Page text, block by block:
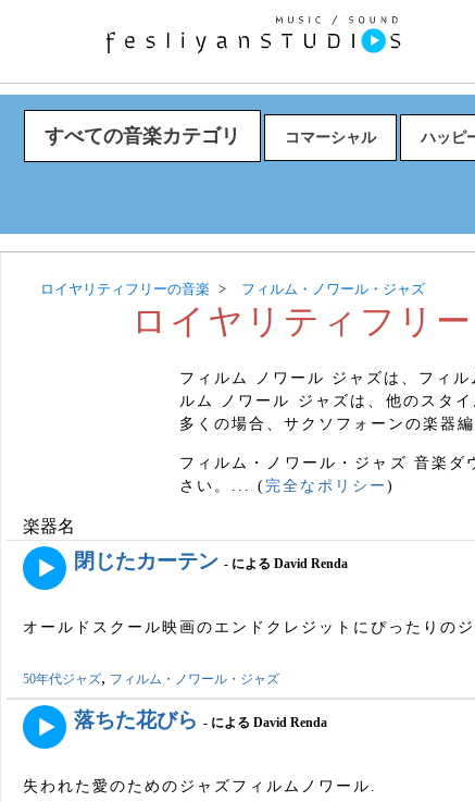
すべての音楽カテゴリ コマーシャル ハッピ
ロイヤリティフリーの音楽 フィルム・ノワール・ジャズ
ロイヤリティフリ
フィルム ノワール ジャズは、フィ
ルム ノワール ジャズは、他のスタ
多くの場合、サクソフォーンの楽器
フィルム・ノワール・ジャズ 音楽
さい。... (完全なポリシー)
楽器名
閉じたカーテン - による David Renda
オールドスクール映画のエンドクレジットにぴったりの
50年代ジャズ, フィルム・ノワール・ジャズ
落ちた花びら - による David Renda
失われた愛のためのジャズフィルムノワール.